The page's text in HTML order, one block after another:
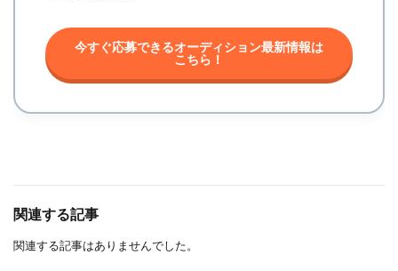
今すぐ応募できるオーディション最新情報は
こちら！
関連する記事
関連する記事はありませんでした。